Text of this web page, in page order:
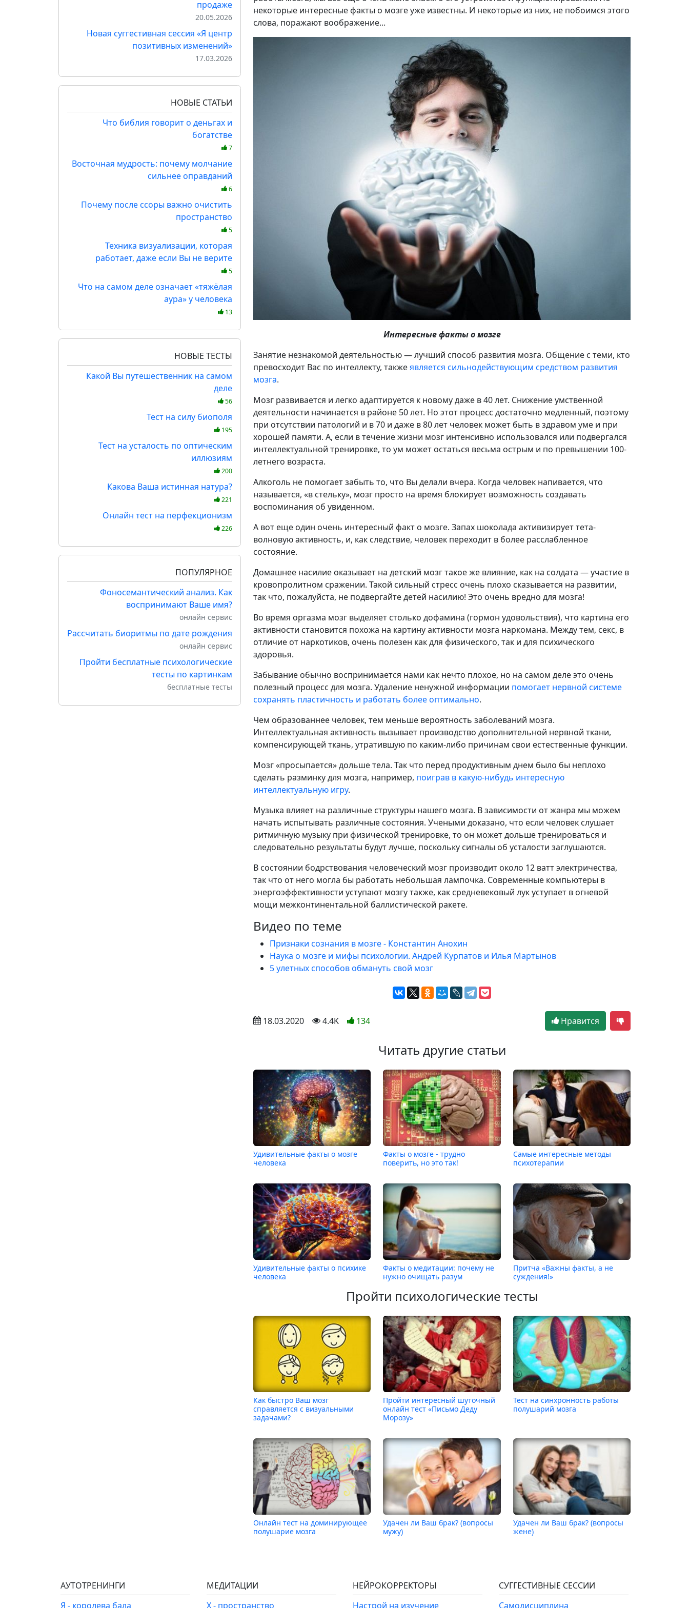
продаже
20.05.2026
Новая суггестивная сессия «Я центр
позитивных изменений»
17.03.2026
НОВЫЕ СТАТЬИ
Что библия говорит о деньгах и
богатстве
7
Восточная мудрость: почему молчание
сильнее оправданий
6
Почему после ссоры важно очистить
пространство
5
Техника визуализации, которая
работает, даже если Вы не верите
5
Что на самом деле означает «тяжёлая
аура» у человека
13
НОВЫЕ ТЕСТЫ
Какой Вы путешественник на самом
деле
56
Тест на силу биополя
195
Тест на усталость по оптическим
иллюзиям
200
Какова Ваша истинная натура?
221
Онлайн тест на перфекционизм
226
ПОПУЛЯРНОЕ
Фоносемантический анализ. Как
воспринимают Ваше имя?
онлайн сервис
Рассчитать биоритмы по дате рождения
онлайн сервис
Пройти бесплатные психологические
тесты по картинкам
бесплатные тесты
некоторые интересные факты о мозге уже известны. И некоторые из них, не побоимся этого
слова, поражают воображение...
Интересные факты о мозге
Занятие незнакомой деятельностью — лучший способ развития мозга. Общение с теми, кто
превосходит Вас по интеллекту, такжеявляется сильнодействующим средством развития
мозга.
Мозг развивается и легко адаптируется к новому даже в 40 лет. Снижение умственной
деятельности начинается в районе 50 лет. Но этот процесс достаточно медленный, поэтому
при отсутствии патологий и в 70 и даже в 80 лет человек может быть в здравом уме и при
хорошей памяти. А, если в течение жизни мозг интенсивно использовался или подвергался
интеллектуальной тренировке, то ум может остаться весьма острым и по превышении 100-
летнего возраста.
Алкоголь не помогает забыть то, что Вы делали вчера. Когда человек напивается, что
называется, «в стельку», мозг просто на время блокирует возможность создавать
воспоминания об увиденном.
А вот еще один очень интересный факт о мозге. Запах шоколада активизирует тета-
волновую активность, и, как следствие, человек переходит в более расслабленное
состояние.
Домашнее насилие оказывает на детский мозг такое же влияние, как на солдата — участие в
кровопролитном сражении. Такой сильный стресс очень плохо сказывается на развитии,
так что, пожалуйста, не подвергайте детей насилию! Это очень вредно для мозга!
Во время оргазма мозг выделяет столько дофамина (гормон удовольствия), что картина его
активности становится похожа на картину активности мозга наркомана. Между тем, секс, в
отличие от наркотиков, очень полезен как для физического, так и для психического
здоровья.
Забывание обычно воспринимается нами как нечто плохое, но на самом деле это очень
полезный процесс для мозга. Удаление ненужной информации помогает нервной системе
сохранять пластичность и работать более оптимально.
Чем образованнее человек, тем меньше вероятность заболеваний мозга.
Интеллектуальная активность вызывает производство дополнительной нервной ткани,
компенсирующей ткань, утратившую по каким-либо причинам свои естественные функции.
Мозг «просыпается» дольше тела. Так что перед продуктивным днем было бы неплохо
сделать разминку для мозга, например, поиграв в какую-нибудь интересную
интеллектуальную игру.
Музыка влияет на различные структуры нашего мозга. В зависимости от жанра мы можем
начать испытывать различные состояния. Учеными доказано, что если человек слушает
ритмичную музыку при физической тренировке, то он может дольше тренироваться и
следовательно результаты будут лучше, поскольку сигналы об усталости заглушаются.
В состоянии бодрствования человеческий мозг производит около 12 ватт электричества,
так что от него могла бы работать небольшая лампочка. Современные компьютеры в
энергоэффективности уступают мозгу также, как средневековый лук уступает в огневой
мощи межконтинентальной баллистической ракете.
Видео по теме
Признаки сознания в мозге - Константин Анохин
Наука о мозге и мифы психологии. Андрей Курпатов и Илья Мартынов
5 улетных способов обмануть свой мозг
18.03.2020 4.4K 134 Нравится
Читать другие статьи
Удивительные факты о мозге
человека
Факты о мозге - трудно
поверить, но это так!
Самые интересные методы
психотерапии
Удивительные факты о психике
человека
Факты о медитации: почему не
нужно очищать разум
Притча «Важны факты, а не
суждения!»
Пройти психологические тесты
Как быстро Ваш мозг
справляется с визуальными
задачами?
Пройти интересный шуточный
онлайн тест «Письмо Деду
Морозу»
Тест на синхронность работы
полушарий мозга
Онлайн тест на доминирующее
полушарие мозга
Удачен ли Ваш брак? (вопросы
мужу)
Удачен ли Ваш брак? (вопросы
жене)
АУТОТРЕНИНГИ
Я - королева бала
МЕДИТАЦИИ
Х - пространство
НЕЙРОКОРРЕКТОРЫ
Настрой на изучение
СУГГЕСТИВНЫЕ СЕССИИ
Самодисциплина